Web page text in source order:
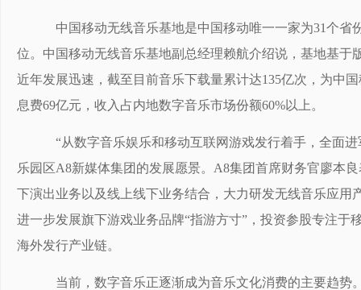
中国移动无线音乐基地是中国移动唯一一家为31个省
位。中国移动无线音乐基地副总经理赖航介绍说，基地基于
近年发展迅速，截至目前音乐下载量累计达135亿次，为中
息费69亿元，收入占内地数字音乐市场份额60%以上。
“从数字音乐娱乐和移动互联网游戏发行着手，全面
乐园区A8新媒体集团的发展愿景。A8集团首席财务官廖本
下演出业务以及线上线下业务结合，大力研发无线音乐应用
进一步发展旗下游戏业务品牌“指游方寸”，投资参股专注
海外发行产业链。
当前，数字音乐正逐渐成为音乐文化消费的主要趋势